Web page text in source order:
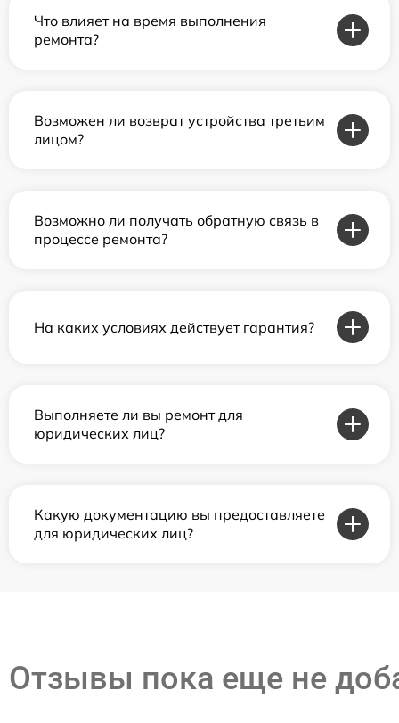
Что влияет на время выполнения
ремонта?
Возможен ли возврат устройства третьим
лицом?
Возможно ли получать обратную связь в
процессе ремонта?
На каких условиях действует гарантия?
Выполняете ли вы ремонт для
юридических лиц?
Какую документацию вы предоставляете
для юридических лиц?
Отзывы пока еще не